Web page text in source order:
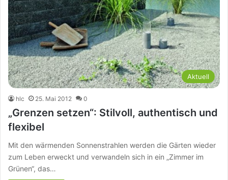
Aktuell
hlc 25. Mai 2012 0
„Grenzen setzen“: Stilvoll, authentisch und
flexibel
Mit den wärmenden Sonnenstrahlen werden die Gärten wieder
zum Leben erweckt und verwandeln sich in ein „Zimmer im
Grünen“, das…